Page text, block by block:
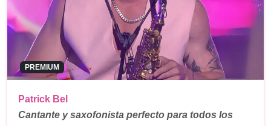
PREMIUM
Patrick Bel
Cantante y saxofonista perfecto para todos los